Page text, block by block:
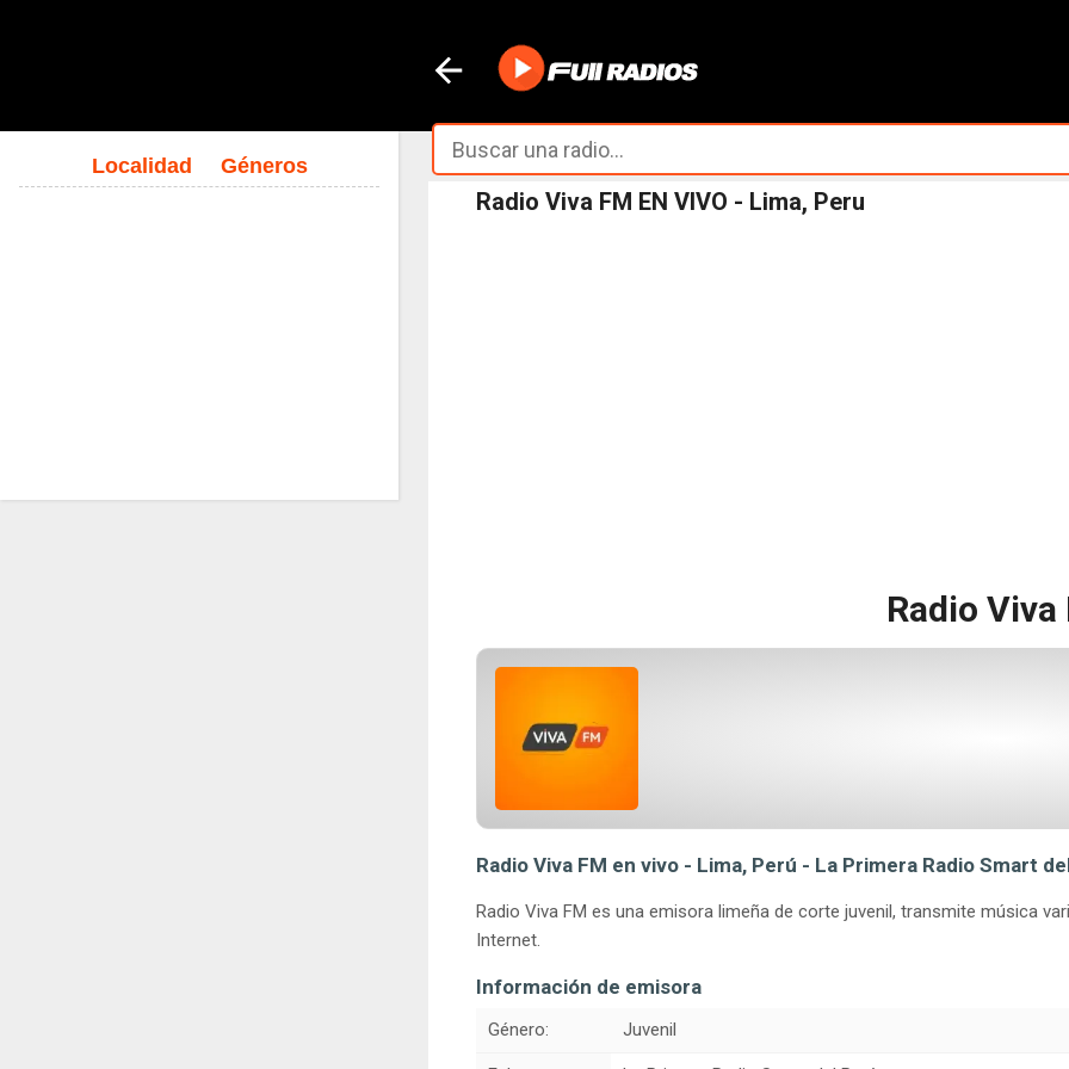
Radio Viva FM EN VIVO - Lima, Peru
Radio Viva
Radio Viva FM en vivo - Lima, Perú - La Primera Radio Smart
Radio Viva FM es una emisora limeña de corte juvenil, transmite música
Internet.
Información de emisora
Género: Juvenil
Localidad Géneros